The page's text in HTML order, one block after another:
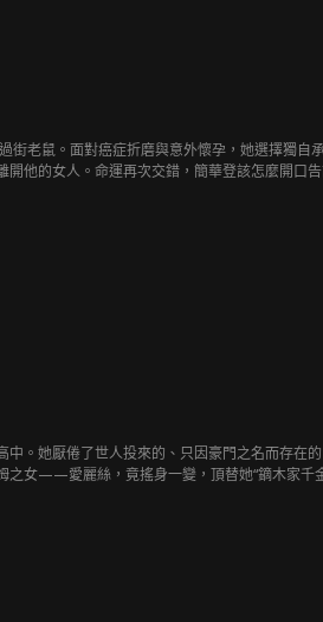
鼠。面對癌症折磨與意外懷孕，她選擇獨自承受
。命運再次交錯，簡華登該怎麼開口告訴他——你有一個
。她厭倦了世人投來的、只因豪門之名而存在
女——愛麗絲，竟搖身一變，頂替她“鏑木家千